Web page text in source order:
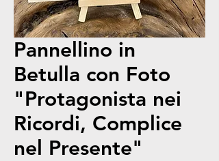
Pannellino in
Betulla con Foto
"Protagonista nei
Ricordi, Complice
nel Presente"